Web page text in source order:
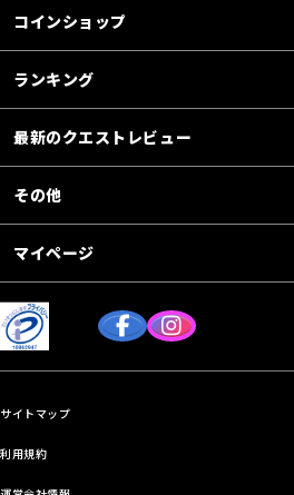
コインショップ
ランキング
最新のクエストレビュー
その他
マイページ
サイトマップ
利用規約